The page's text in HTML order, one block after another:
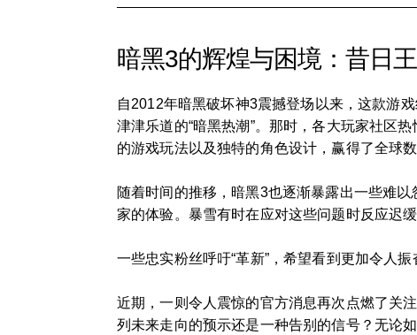
暗黑3的辉煌与困境：昔日
自2012年暗黑破坏神3震撼登场以来，这款游
津津乐道的“暗黑热潮”。那时，各大玩家社区
的游戏玩法以及独特的角色设计，赢得了全球
随着时间的推移，暗黑3也逐渐暴露出一些难
家的体验。暴雪有时在应对这些问题时反应迟
一些忠实粉丝呼吁“革新”，希望看到更加令人
近期，一则令人震惊的官方消息再次点燃了关
列未来走向的预示还是一种告别的信号？无论